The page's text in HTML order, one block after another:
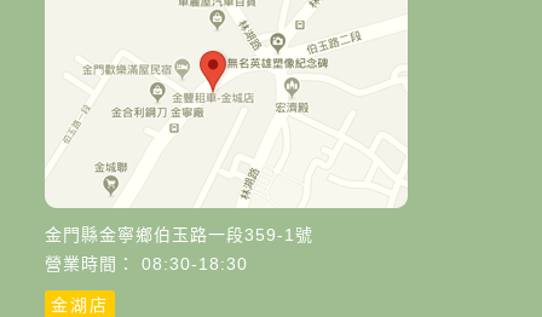
金門縣金寧鄉伯玉路一段359-1號
營業時間： 08:30-18:30
金湖店